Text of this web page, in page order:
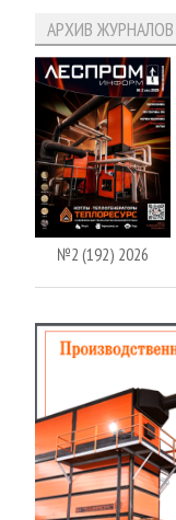
АРХИВ ЖУРНАЛОВ
№2 (192) 2026